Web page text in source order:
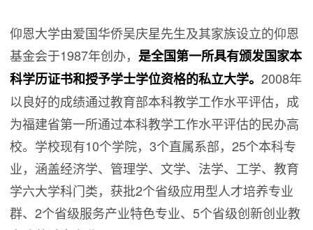
仰恩大学由爱国华侨吴庆星先生及其家族设立的仰恩
基金会于1987年创办， 是全国第一所具有颁发国家本
科学历证书和授予学士学位资格的私立大学。2008年
以良好的成绩通过教育部本科教学工作水平评估，成
为福建省第一所通过本科教学工作水平评估的民办高
校。学校现有10个学院，3个直属系部，25个本科专
业，涵盖经济学、管理学、文学、法学、工学、教育
学六大学科门类，获批2个省级应用型人才培养专业
群、2个省级服务产业特色专业、5个省级创新创业教